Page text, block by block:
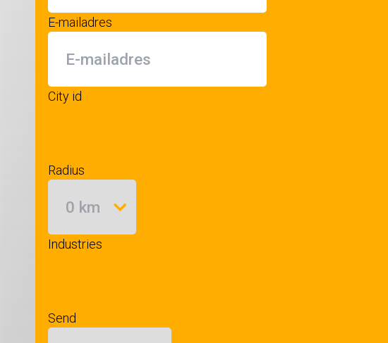
E-mailadres
City id
Radius
Industries
Send